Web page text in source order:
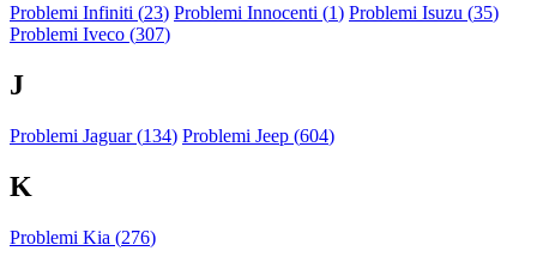
Problemi Infiniti (23) Problemi Innocenti (1) Problemi Isuzu (35)
Problemi Iveco (307)
J
Problemi Jaguar (134) Problemi Jeep (604)
K
Problemi Kia (276)